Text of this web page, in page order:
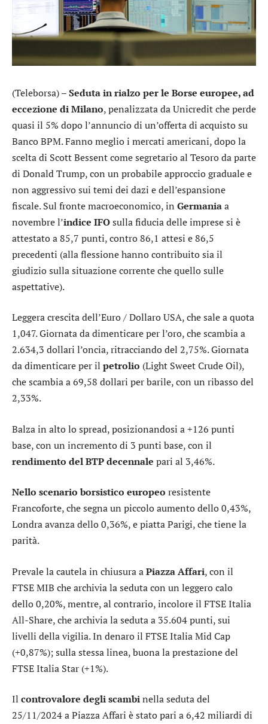
(Teleborsa) –Seduta in rialzo per le Borse europee, ad
eccezione di Milano, penalizzata daUnicreditche perde
quasi il 5% dopo l’annuncio di un’offerta di acquisto su
Banco BPM. Fanno meglio i mercati americani, dopo la
scelta di Scott Bessent come segretario al Tesoro da parte
di Donald Trump, con un probabile approccio graduale e
non aggressivo sui temi dei dazi e dell’espansione
fiscale. Sul fronte macroeconomico, in Germaniaa
novembre l’indice IFOsulla fiducia delle imprese si è
attestato a 85,7 punti, contro 86,1 attesi e 86,5
precedenti (alla flessione hanno contribuito sia il
giudizio sulla situazione corrente che quello sulle
aspettative).
Leggera crescita dell’Euro / Dollaro USA, che sale a quota
1,047. Giornata da dimenticare per l’oro, che scambia a
2.634,3 dollari l’oncia, ritracciando del 2,75%. Giornata
da dimenticare per il petrolio (Light Sweet Crude Oil),
che scambia a 69,58 dollari per barile, con un ribasso del
2,33%.
Balza in alto lospread, posizionandosi a +126 punti
base, con un incremento di 3 punti base, con il
rendimento del BTP decennale pari al 3,46%.
Nello scenario borsistico europeo resistente
Francoforte, che segna un piccolo aumento dello 0,43%,
Londraavanza dello 0,36%, e piattaParigi, che tiene la
parità.
Prevale la cautela in chiusura aPiazza Affari, con il
FTSE MIB che archivia la seduta con un leggero calo
dello 0,20%, mentre, al contrario, incolore il FTSE Italia
All-Share, che archivia la seduta a 35.604 punti, sui
livelli della vigilia. In denaro il FTSE Italia Mid Cap
(+0,87%); sulla stessa linea, buona la prestazione del
FTSE Italia Star (+1%).
Il controvalore degli scambinella seduta del
25/11/2024 a Piazza Affari è stato pari a 6,42 miliardi di